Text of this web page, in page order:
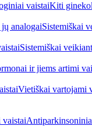
vaistaiKiti
analogaiSistemiškai
Sistemiškai
ir jiems artimi
Vietiškai vartojami